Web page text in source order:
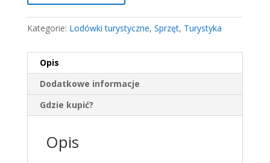
Kategorie: Lodówki turystyczne, Sprzęt, Turystyka
Opis
Dodatkowe informacje
Gdzie kupić?
Opis